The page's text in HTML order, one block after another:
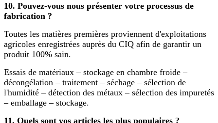
10. Pouvez-vous nous présenter votre processus de
fabrication ?
Toutes les matières premières proviennent d'exploitations
agricoles enregistrées auprès du CIQ afin de garantir un
produit 100% sain.
Essais de matériaux – stockage en chambre froide –
décongélation – traitement – ​​séchage – sélection de
l'humidité – détection des métaux – sélection des impuretés
– emballage – stockage.
11. Quels sont vos articles les plus populaires ?